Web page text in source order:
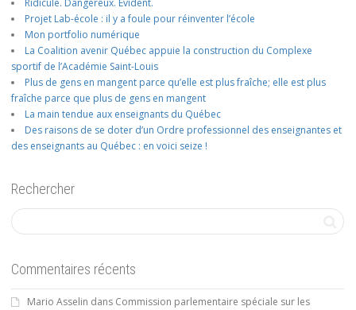
Ridicule. Dangereux. Évident.
Projet Lab-école : il y a foule pour réinventer l’école
Mon portfolio numérique
La Coalition avenir Québec appuie la construction du Complexe
sportif de l’Académie Saint-Louis
Plus de gens en mangent parce qu’elle est plus fraîche; elle est plus
fraîche parce que plus de gens en mangent
La main tendue aux enseignants du Québec
Des raisons de se doter d’un Ordre professionnel des enseignantes et
des enseignants au Québec : en voici seize !
Rechercher
Commentaires récents
Mario Asselin dans Commission parlementaire spéciale sur les